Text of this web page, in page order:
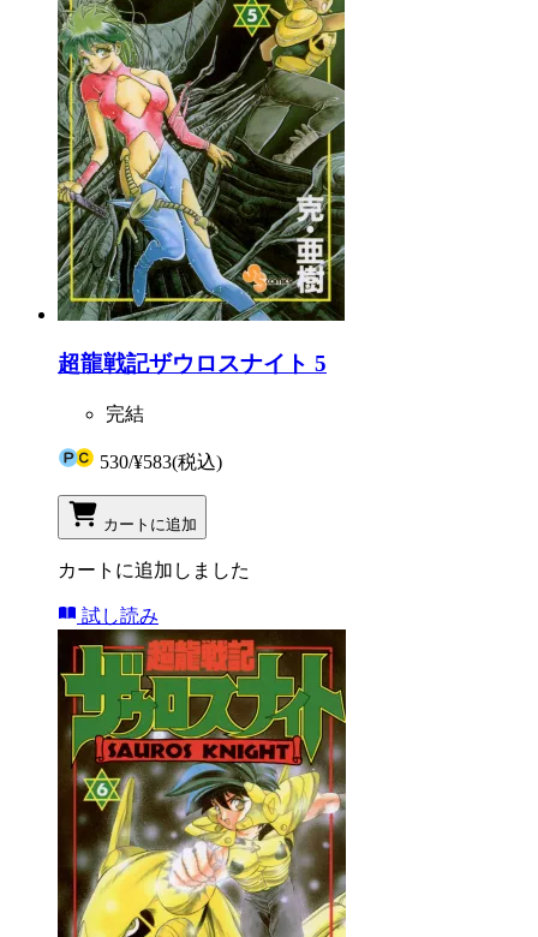
超龍戦記ザウロスナイト 5
完結
530/¥583(税込)
カートに追加
カートに追加しました
試し読み